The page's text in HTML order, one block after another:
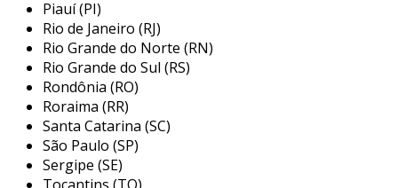
caminhão sider
vantagens estratégicas para empresas focadas
em otimização logística. sua construção
inovadora com laterais flexíveis acelera o
processo de carregamento e descarregamento,
reduzindo significativamente o tempo de
inatividade.
além disso, o projeto robusto minimiza os
Piauí (PI)
Rio de Janeiro (RJ)
Rio Grande do Norte (RN)
Rio Grande do Sul (RS)
Rondônia (RO)
Roraima (RR)
Santa Catarina (SC)
São Paulo (SP)
Sergipe (SE)
Tocantins (TO)